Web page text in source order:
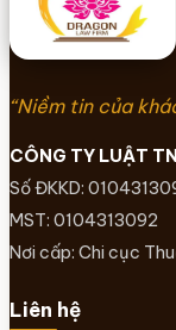
“Niềm tin của
CÔNG TY LUẬT
Số ĐKKD:
MST: 0104313092
Nơi cấp: Chi cục
Liên hệ